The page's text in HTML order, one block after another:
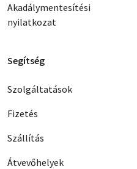
Akadálymentesítési
nyilatkozat
Segítség
Szolgáltatások
Fizetés
Szállítás
Átvevőhelyek